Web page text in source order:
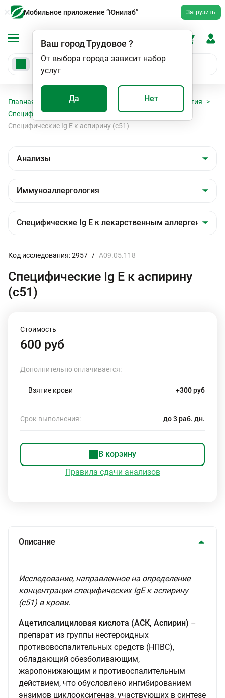
Мобильное приложение “Юнилаб” Загрузить
Ваш городТрудовое ?
От выбора города зависит набор
услуг
Да Нет
Главная Анализы
Иммуноаллергология
Специфические Ig E к лекарственным аллергенам
Специфические Ig E к аспирину (с51)
Код исследования: 2957 / A09.05.118
Специфические Ig E к аспирину
(с51)
Стоимость
600 руб
Дополнительно оплачивается:
Взятие крови +300 руб
Срок выполнения: до 3 раб. дн.
В корзину
Правила сдачи анализов
Описание
Исследование, направленное на определение
концентрации специфических IgE к аспирину
(с51) в крови.
Ацетилсалициловая кислота (АСК, Аспирин) –
препарат из группы нестероидных
противовоспалительных средств (НПВС),
обладающий обезболивающим,
жаропонижающим и противоспалительным
действием, что обусловлено ингибированием
энзимов циклооксигеназ, участвующих в синтезе